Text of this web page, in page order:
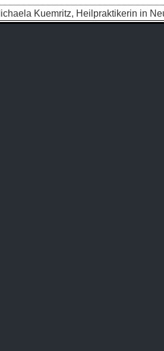
Kuemritz, Heilpraktikerin in